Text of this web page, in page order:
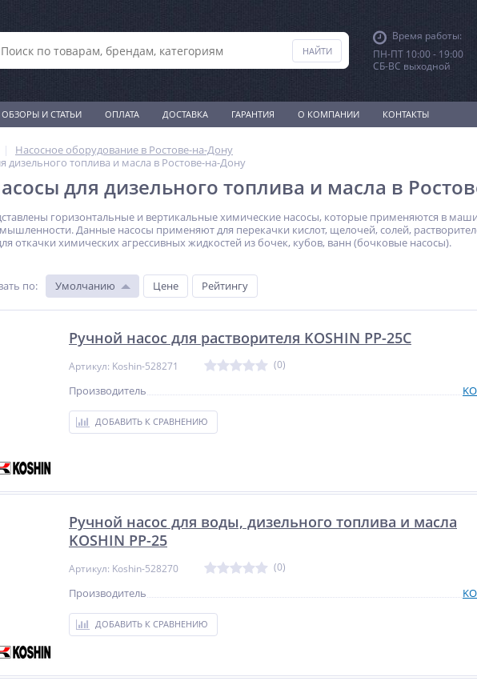
Время работы:
ПН-ПТ 10:00 - 19:00
СБ-ВС выходной
ОБЗОРЫ И СТАТЬИ ОПЛАТА ДОСТАВКА ГАРАНТИЯ О КОМПАНИИ КОНТАКТЫ
Насосное оборудование в Ростове-на-Дону
дизельного топлива и масла в Ростове-на-Дону
для дизельного топлива и масла в
горизонтальные и вертикальные химические насосы, которые применяются в
Данные насосы применяют для перекачки кислот, щелочей, солей,
откачки химических агрессивных жидкостей из бочек, кубов, ванн (бочковые насосы).
по: Умолчанию Цене Рейтингу
Ручной насос для растворителя KOSHIN PP-25С
Артикул: Koshin-528271 (0)
Производитель
ДОБАВИТЬ К СРАВНЕНИЮ
Ручной насос для воды, дизельного топлива и масла
KOSHIN PP-25
Артикул: Koshin-528270 (0)
Производитель
ДОБАВИТЬ К СРАВНЕНИЮ